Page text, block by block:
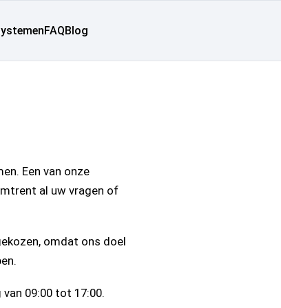
FAQBlog
Een van onze
al uw vragen of
omdat ons doel
09:00 tot 17:00.